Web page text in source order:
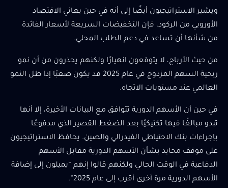
ويشير الاستراتيجيون أيضًا إلى أنه في حين يعاني الاقتصاد
الأوروبي من الركود، فإن التخفيضات السريعة لأسعار الفائدة
من شأنها أن تساعد في دعم الطلب المحلي.
من حيث الأرباح، لا يتوقعون انهيارًا ولكنهم يحذرون من أن نمو
ربحية السهم المزدوج في عام 2025 قد يكون صعبًا إذا ظل النمو
العالمي عند مستويات الاتجاه.
في حين أن الأسهم الدورية تتوافق مع البيانات الأخيرة، إلا أنها
تبدو مبالغًا فيها تكتيكيًا بعد الضغط القصير الذي مدفوعًا
بإجراءات بنك الاحتياطي الفيدرالي والصين. يحافظ الاستراتيجيون
على موقف محايد بشأن الأسهم الدورية مقابل الأسهم
الدفاعية في الوقت الحالي ولكنهم قالوا إنهم “يميلون إلى إضافة
الأسهم الدورية مرة أخرى أقرب إلى عام 2025”.